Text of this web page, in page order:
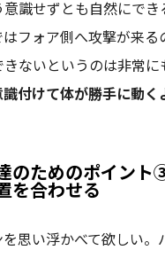
意識せずとも自然にでき
はフォア側へ攻撃が来る
ないというのは非常に
識付けて体が勝手に動く
のためのポイン
を合わせる
思い浮かべて欲しい。